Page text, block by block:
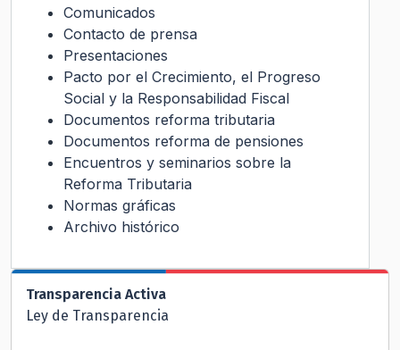
Comunicados
Contacto de prensa
Presentaciones
Pacto por el Crecimiento, el Progreso
Social y la Responsabilidad Fiscal
Documentos reforma tributaria
Documentos reforma de pensiones
Encuentros y seminarios sobre la
Reforma Tributaria
Normas gráficas
Archivo histórico
Transparencia Activa
Ley de Transparencia